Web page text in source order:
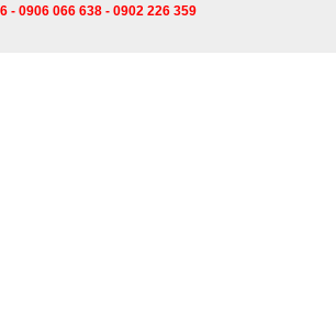
- 0906 066 638 - 0902 226 359